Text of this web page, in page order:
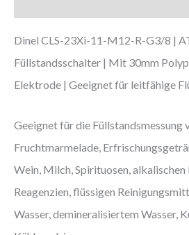
Dinel CLS-23Xi-11-M12-R-G3/8 |
Füllstandsschalter | Mit 30mm
Elektrode | Geeignet für leitfähige
Geeignet für die Füllstandsmessung
Fruchtmarmelade,
Wein, Milch, Spirituosen,
Reagenzien, flüssigen
Wasser, demineralisiertem Wasser,